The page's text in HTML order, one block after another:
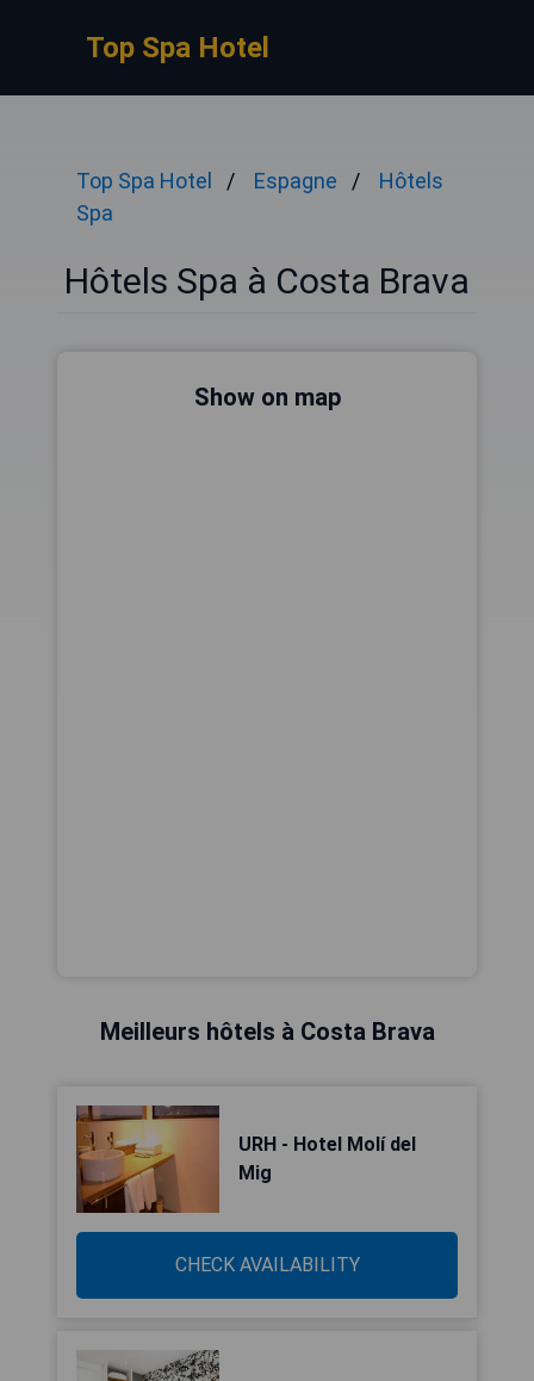
Top Spa Hotel
Top Spa Hotel Espagne
Hôtels
Spa
Hôtels Spa à Costa Brava
Show on map
Meilleurs hôtels à Costa Brava
URH - Hotel Molí del
Mig
CHECK AVAILABILITY